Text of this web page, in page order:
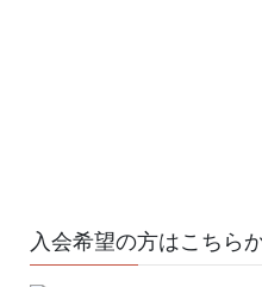
入会希望の方はこちら